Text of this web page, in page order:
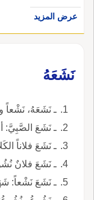
عرض المزيد
نَشَعَهُ
ـ نَشَعَهُ، نَشْعاً
ـ نَشَعَ الصَّبِيَّ:
ـ نَشَعَ فلاناً
ـ نَشَعَ فلانٌ
ـ نَشَعَ نَشْعاً: